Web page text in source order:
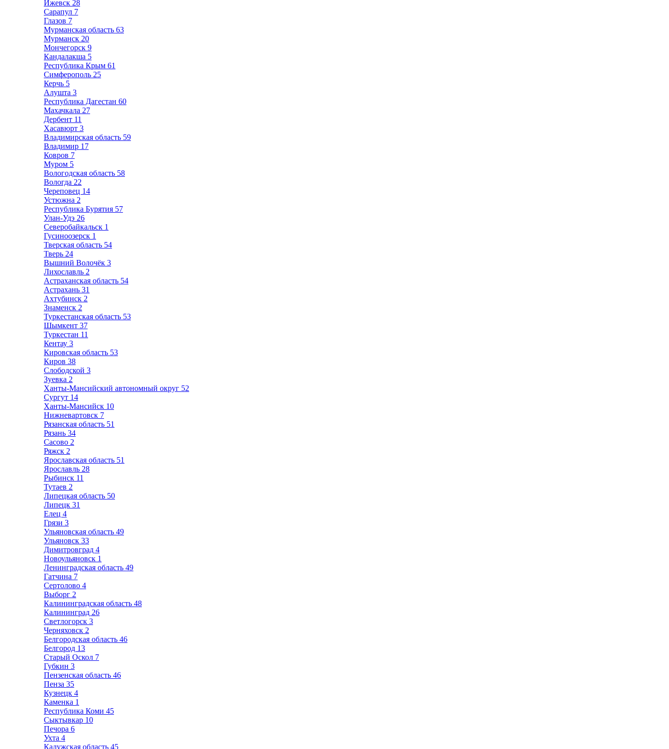
Ижевск 28
Сарапул 7
Глазов 7
Мурманская область 63
Мурманск 20
Мончегорск 9
Кандалакша 5
Республика Крым 61
Симферополь 25
Керчь 5
Алушта 3
Республика Дагестан 60
Махачкала 27
Дербент 11
Хасавюрт 3
Владимирская область 59
Владимир 17
Ковров 7
Муром 5
Вологодская область 58
Вологда 22
Череповец 14
Устюжна 2
Республика Бурятия 57
Улан-Удэ 26
Северобайкальск 1
Гусиноозерск 1
Тверская область 54
Тверь 24
Вышний Волочёк 3
Лихославль 2
Астраханская область 54
Астрахань 31
Ахтубинск 2
Знаменск 2
Туркестанская область 53
Шымкент 37
Туркестан 11
Кентау 3
Кировская область 53
Киров 38
Слободской 3
Зуевка 2
Ханты-Мансийский автономный округ 52
Сургут 14
Ханты-Мансийск 10
Нижневартовск 7
Рязанская область 51
Рязань 34
Сасово 2
Ряжск 2
Ярославская область 51
Ярославль 28
Рыбинск 11
Тутаев 2
Липецкая область 50
Липецк 31
Елец 4
Грязи 3
Ульяновская область 49
Ульяновск 33
Димитровград 4
Новоульяновск 1
Ленинградская область 49
Гатчина 7
Сертолово 4
Выборг 2
Калининградская область 48
Калининград 26
Светлогорск 3
Черняховск 2
Белгородская область 46
Белгород 13
Старый Оскол 7
Губкин 3
Пензенская область 46
Пенза 35
Кузнецк 4
Каменка 1
Республика Коми 45
Сыктывкар 10
Печора 6
Ухта 4
Калужская область 45